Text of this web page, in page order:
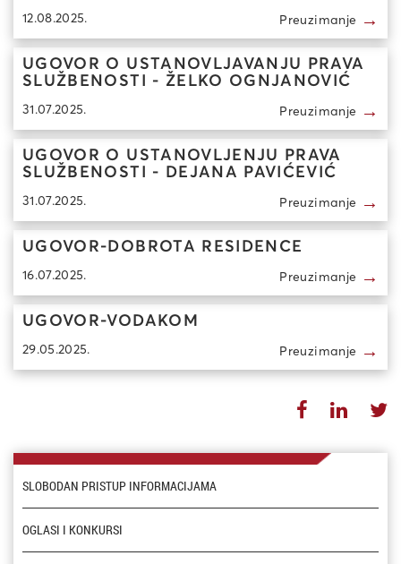
12.08.2025. Preuzimanje →
UGOVOR O USTANOVLJAVANJU PRAVA
SLUŽBENOSTI - ŽELKO OGNJANOVIĆ
31.07.2025. Preuzimanje →
UGOVOR O USTANOVLJENJU PRAVA
SLUŽBENOSTI - DEJANA PAVIĆEVIĆ
31.07.2025. Preuzimanje →
UGOVOR-DOBROTA RESIDENCE
16.07.2025. Preuzimanje →
UGOVOR-VODAKOM
29.05.2025. Preuzimanje →
SLOBODAN PRISTUP INFORMACIJAMA
OGLASI I KONKURSI